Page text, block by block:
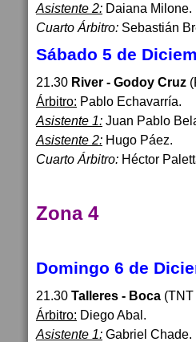
Asistente 2: Daiana Milone.
Cuarto Árbitro: Sebastián
Sábado 5 de
21.30 River - Godoy Cruz
Árbitro: Pablo Echavarría.
Asistente 1: Juan Pablo
Asistente 2: Hugo Páez.
Cuarto Árbitro: Héctor
Zona 4
Domingo 6 de
21.30 Talleres - Boca
Árbitro: Diego Abal.
Asistente 1: Gabriel Chade.